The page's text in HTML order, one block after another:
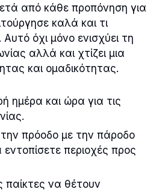
από κάθε προπόνηση για
καλά και τι
Αυτό όχι μόνο ενισχύει τη
αλλά και χτίζει μια
και ομαδικότητας.
ημέρα και ώρα για τις
πρόοδο με την πάροδο
περιοχές προς
παίκτες να θέτουν